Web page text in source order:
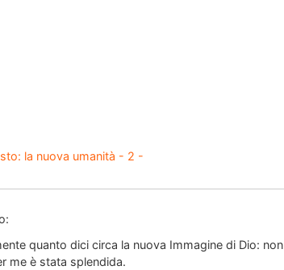
la nuova umanità - 2 -
quanto dici circa la nuova Immagine di Dio:
me è stata splendida.